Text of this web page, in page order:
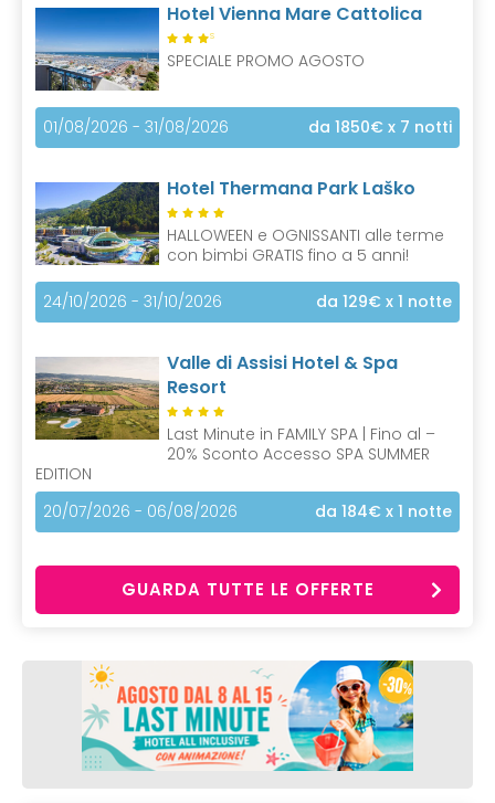
Hotel Vienna Mare Cattolica
S
SPECIALE PROMO AGOSTO
01/08/2026 - 31/08/2026 da 1850€ x 7 notti
Hotel Thermana Park Laško
HALLOWEEN e OGNISSANTI alle terme
con bimbi GRATIS fino a 5 anni!
24/10/2026 - 31/10/2026 da 129€ x 1 notte
Valle di Assisi Hotel & Spa
Resort
Last Minute in FAMILY SPA | Fino al –
20% Sconto Accesso SPA SUMMER
EDITION
20/07/2026 - 06/08/2026
da 184€ x 1 notte
GUARDA TUTTE LE OFFERTE